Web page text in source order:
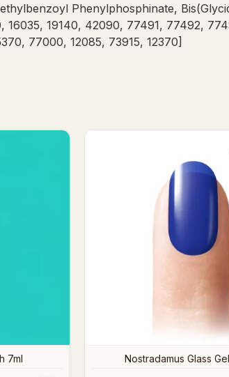
Phenylphosphinate,
19140, 42090, 77491, 77492,
77000, 12085, 73915, 12370]